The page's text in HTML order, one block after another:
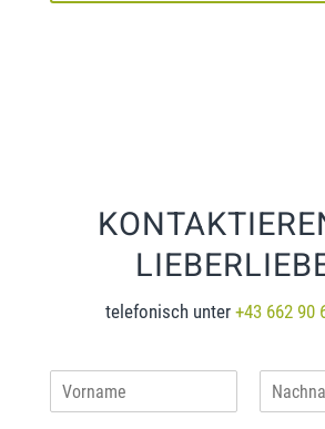
telefonisch unter+43 662 90